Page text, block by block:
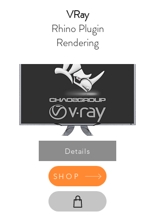
VRay
Rhino Plugin
Rendering
Details
SHOP